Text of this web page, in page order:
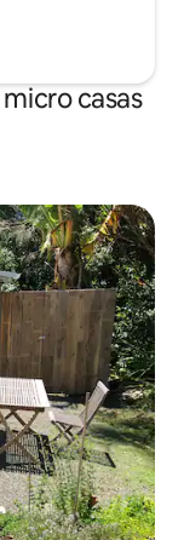
casas